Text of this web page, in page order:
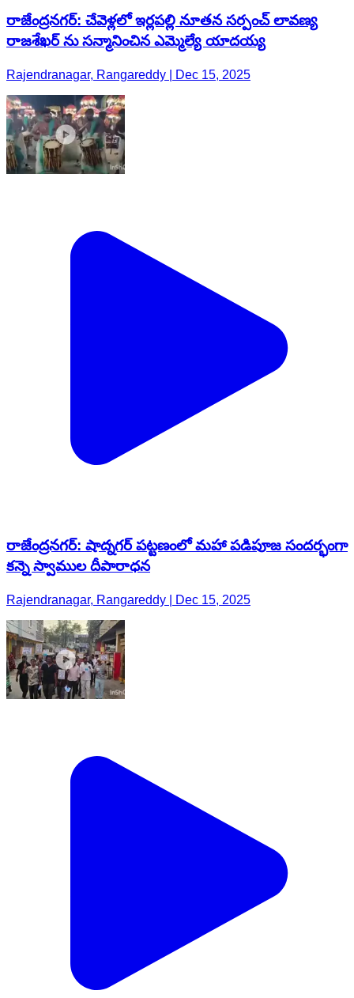
రాజేంద్రనగర్: చేవెళ్లలో ఇర్లపల్లి నూతన సర్పంచ్ లావణ్య
రాజశేఖర్ ను సన్మానించిన ఎమ్మెల్యే యాదయ్య
Rajendranagar, Rangareddy | Dec 15, 2025
రాజేంద్రనగర్: షాద్నగర్ పట్టణంలో మహా పడిపూజ సందర్భంగా
కన్నె స్వాముల దీపారాధన
Rajendranagar, Rangareddy | Dec 15, 2025